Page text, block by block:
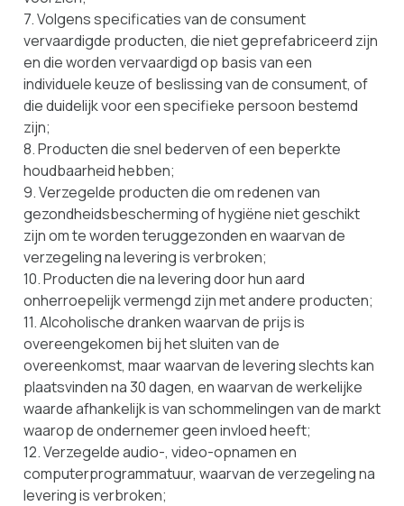
7. Volgens specificaties van de consument
vervaardigde producten, die niet geprefabriceerd zijn
en die worden vervaardigd op basis van een
individuele keuze of beslissing van de consument, of
die duidelijk voor een specifieke persoon bestemd
zijn;
8. Producten die snel bederven of een beperkte
houdbaarheid hebben;
9. Verzegelde producten die om redenen van
gezondheidsbescherming of hygiëne niet geschikt
zijn om te worden teruggezonden en waarvan de
verzegeling na levering is verbroken;
10. Producten die na levering door hun aard
onherroepelijk vermengd zijn met andere producten;
11. Alcoholische dranken waarvan de prijs is
overeengekomen bij het sluiten van de
overeenkomst, maar waarvan de levering slechts kan
plaatsvinden na 30 dagen, en waarvan de werkelijke
waarde afhankelijk is van schommelingen van de markt
waarop de ondernemer geen invloed heeft;
12. Verzegelde audio-, video-opnamen en
computerprogrammatuur, waarvan de verzegeling na
levering is verbroken;